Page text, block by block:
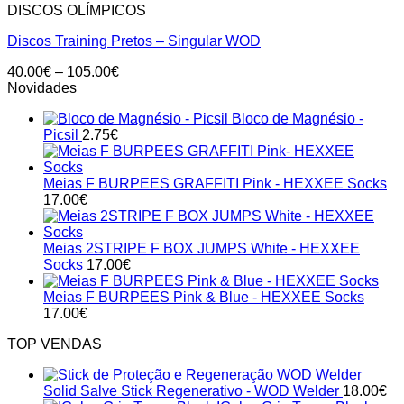
DISCOS OLÍMPICOS
Discos Training Pretos – Singular WOD
40.00€ – 105.00€Price
through
Novidades
Bloco de Magnésio -
Picsil 2.75€
Meias F BURPEES GRAFFITI Pink - HEXXEE Socks
17.00€
Meias 2STRIPE F BOX JUMPS White - HEXXEE
Socks 17.00€
Meias F BURPEES Pink & Blue - HEXXEE Socks
17.00€
TOP VENDAS
Solid Salve Stick Regenerativo - WOD Welder 18.00€